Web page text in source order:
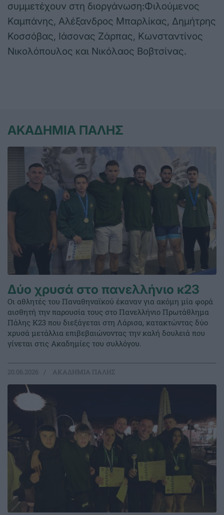
συμμετέχουν στη διοργάνωση:Φιλούμενος
Καμπάνης, Αλέξανδρος Μπαρλίκας, Δημήτρης
Κοσσόβας, Ιάσονας Ζάρπας, Κωνσταντίνος
Νικολόπουλος και Νικόλαος Βοβτσίνας.
ΑΚΑΔΗΜΙΑ ΠΑΛΗΣ
Δύο χρυσά στο πανελλήνιο κ23
Οι αθλητές του Παναθηναϊκού έκαναν για ακόμη μία φορά
αισθητή την παρουσία τους στο Πανελλήνιο Πρωτάθλημα
Πάλης Κ23 που διεξάγεται στη Λάρισα, κατακτώντας δύο
χρυσά μετάλλια επιβεβαιώνοντας την καλή δουλειά που
γίνεται στις Ακαδημίες του συλλόγου.
20.06.2026 ΑΚΑΔΗΜΙΑ ΠΑΛΗΣ